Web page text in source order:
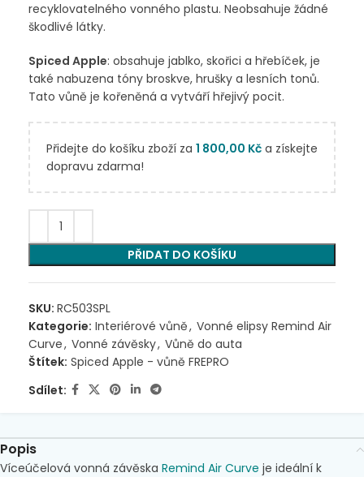
recyklovatelného vonného plastu. Neobsahuje žádné
škodlivé látky.
Spiced Apple: obsahuje jablko, skořici a hřebíček, je
také nabuzena tóny broskve, hrušky a lesních tonů.
Tato vůně je kořeněná a vytváří hřejivý pocit.
Přidejte do košíku zboží za 1 800,00 Kč a získejte
dopravu zdarma!
PŘIDAT DO KOŠÍKU
SKU: RC503SPL
Kategorie: Interiérové vůně, Vonné elipsy Remind Air
Curve, Vonné závěsky, Vůně do auta
Štítek: Spiced Apple - vůně FREPRO
Sdílet:
Popis
Víceúčelová vonná závěska Remind Air Curve je ideální k